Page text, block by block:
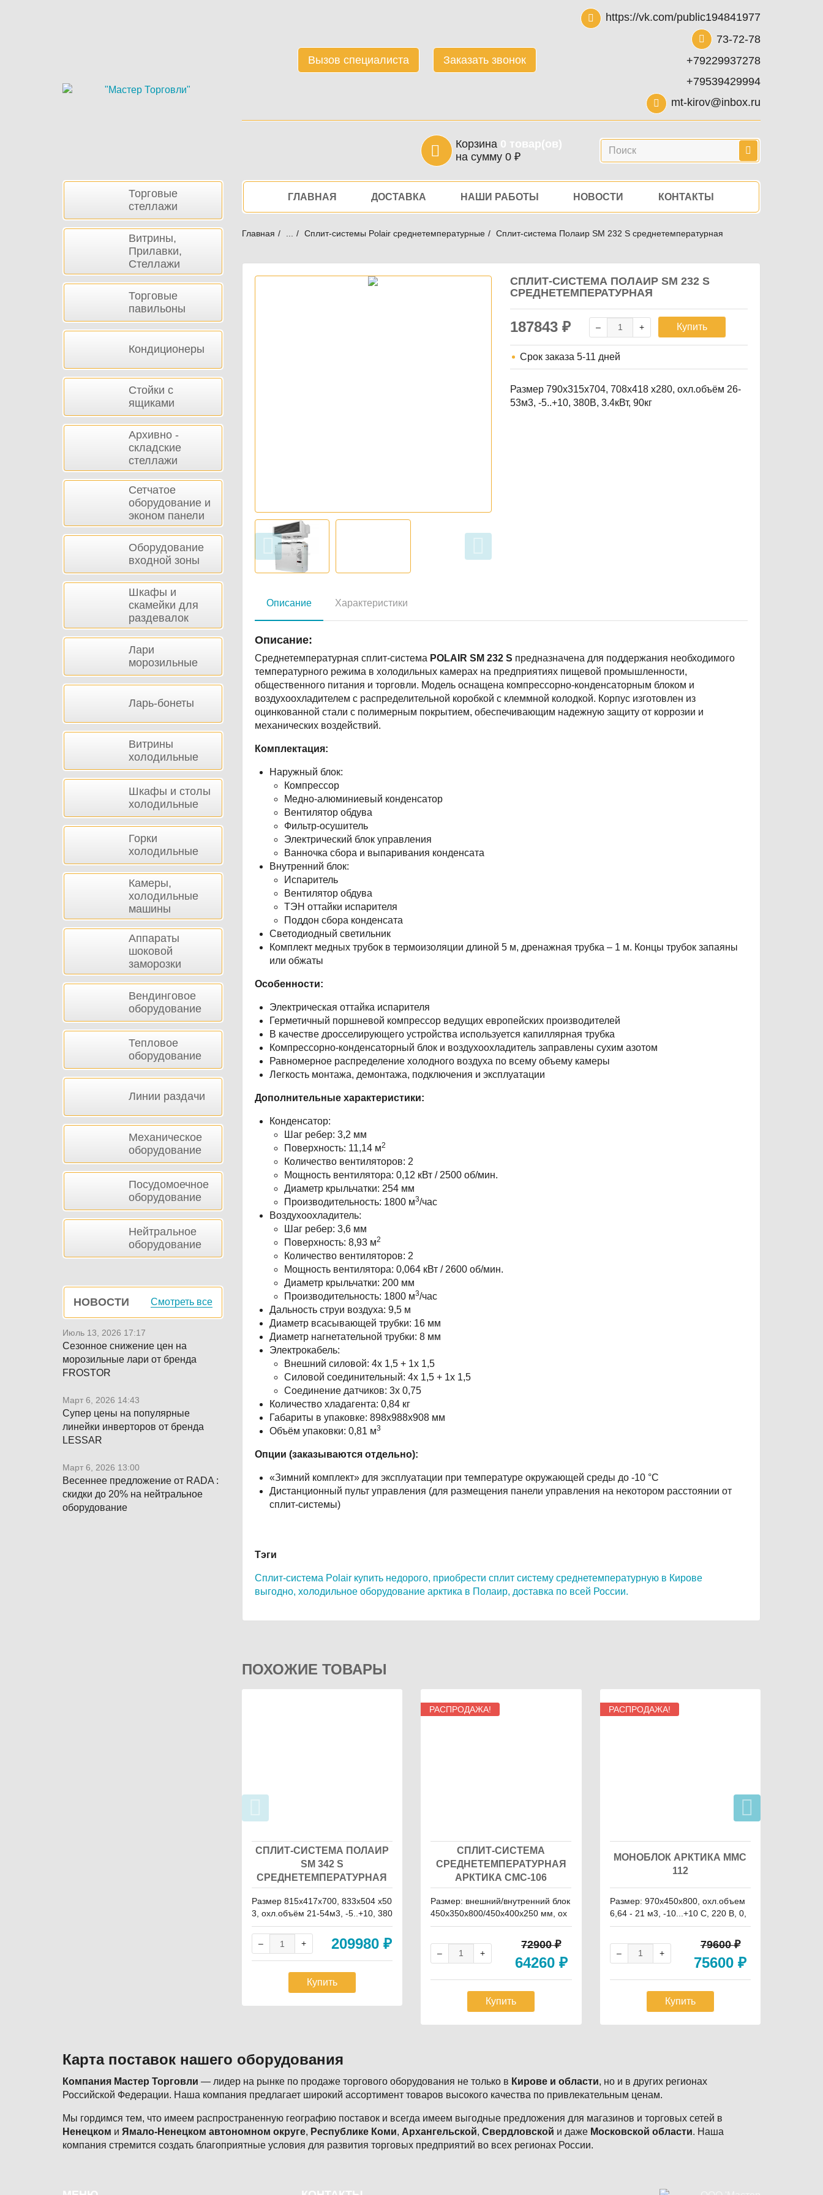
Вызов специалиста Заказать звонок
https://vk.com/public194841977
73-72-78
+79229937278
+79539429994
mt-kirov@inbox.ru
Корзина 0 товар(ов)
на сумму 0 ₽
Поиск
НавигацияГЛАВНАЯ ДОСТАВКА НАШИ РАБОТЫ НОВОСТИ КОНТАКТЫ
Главная Камеры, холодильные машины
Сплит-системы
среднетемпературная
Сплит-системы Polair среднетемпературные Сплит-система Полаир SM 232 S среднетемпературная
СПЛИТ-СИСТЕМА ПОЛАИР SM 232 S
СРЕДНЕТЕМПЕРАТУРНАЯ
187843₽ Купить
Срок заказа5-11 дней
Размер 790х315х704, 708х418 х280, охл.объём 26-
53м3, -5..+10, 380В, 3.4кВт, 90кг
Описание Характеристики
Описание:
Среднетемпературная сплит-система POLAIR SM 232 S предназначена для поддержания необходимого
температурного режима в холодильных камерах на предприятиях пищевой промышленности,
общественного питания и торговли. Модель оснащена компрессорно-конденсаторным блоком и
воздухоохладителем с распределительной коробкой с клеммной колодкой. Корпус изготовлен из
оцинкованной стали с полимерным покрытием, обеспечивающим надежную защиту от коррозии и
механических воздействий.
Комплектация:
Наружный блок:
Компрессор
Медно-алюминиевый конденсатор
Вентилятор обдува
Фильтр-осушитель
Электрический блок управления
Ванночка сбора и выпаривания конденсата
Внутренний блок:
Испаритель
Вентилятор обдува
ТЭН оттайки испарителя
Поддон сбора конденсата
Светодиодный светильник
Комплект медных трубок в термоизоляции длиной 5 м, дренажная трубка – 1 м. Концы трубок запаяны
или обжаты
Особенности:
Электрическая оттайка испарителя
Герметичный поршневой компрессор ведущих европейских производителей
В качестве дросселирующего устройства используется капиллярная трубка
Компрессорно-конденсаторный блок и воздухоохладитель заправлены сухим азотом
Равномерное распределение холодного воздуха по всему объему камеры
Легкость монтажа, демонтажа, подключения и эксплуатации
Дополнительные характеристики:
Конденсатор:
Шаг ребер: 3,2 мм
Поверхность: 11,14 м2
Количество вентиляторов: 2
Мощность вентилятора: 0,12 кВт / 2500 об/мин.
Диаметр крыльчатки: 254 мм
Производительность: 1800 м3/час
Воздухоохладитель:
Шаг ребер: 3,6 мм
Поверхность: 8,93 м2
Количество вентиляторов: 2
Мощность вентилятора: 0,064 кВт / 2600 об/мин.
Диаметр крыльчатки: 200 мм
Производительность: 1800 м3/час
Дальность струи воздуха: 9,5 м
Диаметр всасывающей трубки: 16 мм
Диаметр нагнетательной трубки: 8 мм
Электрокабель:
Внешний силовой: 4х 1,5 + 1х 1,5
Силовой соединительный: 4х 1,5 + 1х 1,5
Соединение датчиков: 3х 0,75
Количество хладагента: 0,84 кг
Габариты в упаковке: 898х988х908 мм
Объём упаковки: 0,81 м3
Опции (заказываются отдельно):
«Зимний комплект» для эксплуатации при температуре окружающей среды до -10 °C
Дистанционный пульт управления (для размещения панели управления на некотором расстоянии от
сплит-системы)
Тэги
Сплит-система Polair купить недорого, приобрести сплит систему среднетемпературную в Кирове
выгодно, холодильное оборудование арктика в Полаир, доставка по всей России.
ПОХОЖИЕ ТОВАРЫ
СПЛИТ-СИСТЕМА ПОЛАИР
SM 342 S
СРЕДНЕТЕМПЕРАТУРНАЯ
Размер 815х417х700, 833х504 х50
3, охл.объём 21-54м3, -5..+10, 380
В, 3.6кВт, 102кг
209980₽
Купить
РАСПРОДАЖА!
СПЛИТ-СИСТЕМА
СРЕДНЕТЕМПЕРАТУРНАЯ
АРКТИКА СМС-106
Размер: внешний/внутренний блок
450х350х800/450х400х250 мм, ох
л.объём 2,94-7,71 м3, -10..+10C, 2
72900₽
64260 ₽
Купить
РАСПРОДАЖА!
МОНОБЛОК АРКТИКА MMC
112
Размер: 970х450х800, охл.объем
6,64 - 21 м3, -10...+10 С, 220 В, 0,
85 кВт, 59/69 кг.
79600₽
75600₽
Купить
Боковая Торговые
стеллажи
Витрины,
Прилавки,
Стеллажи
Торговые
павильоны
Кондиционеры
Стойки с
ящиками
Архивно -
складские
стеллажи
Сетчатое
оборудование и
эконом панели
Оборудование
входной зоны
Шкафы и
скамейки для
раздевалок
Лари
морозильные
Ларь-бонеты
Витрины
холодильные
Шкафы и столы
холодильные
Горки
холодильные
Камеры,
холодильные
машины
Аппараты
шоковой
заморозки
Вендинговое
оборудование
Тепловое
оборудование
Линии раздачи
Механическое
оборудование
Посудомоечное
оборудование
Нейтральное
оборудование
НОВОСТИ Смотреть все
Июль 13, 2026 17:17
Сезонное снижение цен на
морозильные лари от бренда
FROSTOR
Март 6, 2026 14:43
Супер цены на популярные
линейки инверторов от бренда
LESSAR
Март 6, 2026 13:00
Весеннее предложение от RADA :
скидки до 20% на нейтральное
оборудование
Карта поставок нашего оборудования
Компания Мастер Торговли — лидер на рынке по продаже торгового оборудования не только в Кирове и области, но и в других регионах
Российской Федерации. Наша компания предлагает широкий ассортимент товаров высокого качества по привлекательным ценам.
Мы гордимся тем, что имеем распространенную географию поставок и всегда имеем выгодные предложения для магазинов и торговых сетей в
Ненецком и Ямало-Ненецком автономном округе, Республике Коми, Архангельской, Свердловской и даже Московской области. Наша
компания стремится создать благоприятные условия для развития торговых предприятий во всех регионах России.